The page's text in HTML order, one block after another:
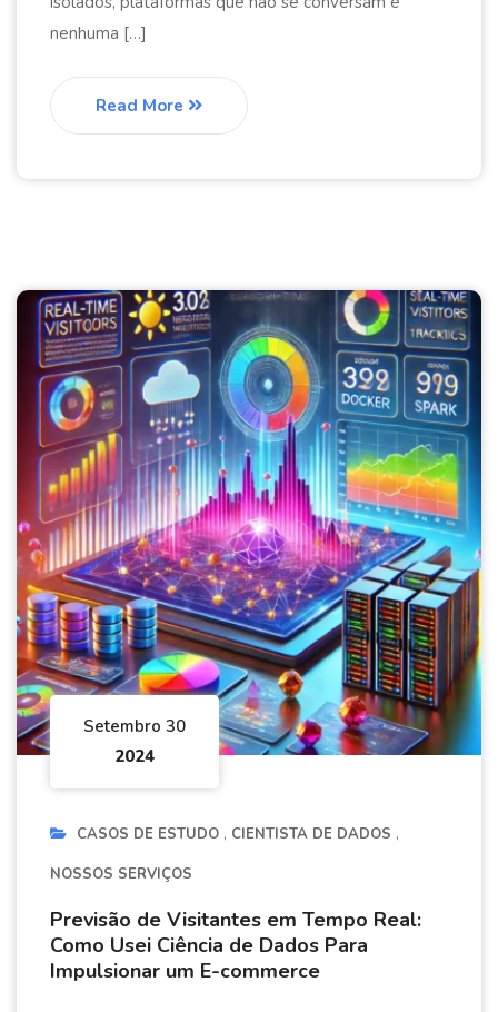
nenhuma […]
Read More
Setembro 30
2024
CASOS DE ESTUDO
CIENTISTA DE DADOS
NOSSOS SERVIÇOS
Previsão de Visitantes em Tempo Real:
Como Usei Ciência de Dados Para
Impulsionar um E-commerce